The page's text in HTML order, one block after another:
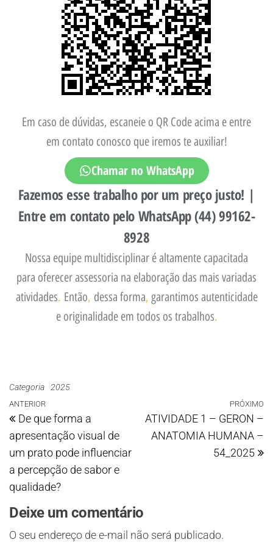
Em caso de dúvidas, escaneie o QR Code acima e entre
em contato conosco que iremos te auxiliar!
Chamar no WhatsApp
Fazemos esse trabalho por um preço justo! |
Entre em contato pelo WhatsApp (44) 99162-
8928
Nossa equipe multidisciplinar é altamente capacitada
para oferecer assessoria na elaboração das mais variadas
atividades. Então, dessa forma, garantimos autenticidade
e originalidade em todos os trabalhos.
Categoria 2025
ANTERIOR
De que forma a
apresentação visual de
um prato pode influenciar
a percepção de sabor e
qualidade?
PRÓXIMO
ATIVIDADE 1 – GERON –
ANATOMIA HUMANA –
54_2025
Deixe um comentário
O seu endereço de e-mail não será publicado.